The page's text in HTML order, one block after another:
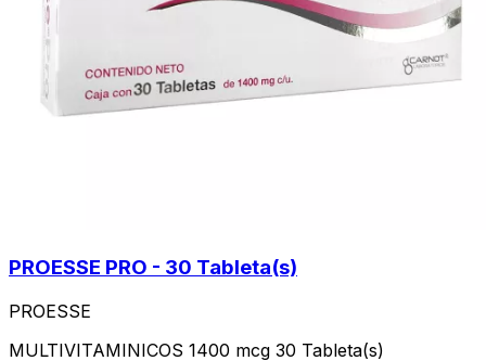
PROESSE PRO - 30 Tableta(s)
PROESSE
MULTIVITAMINICOS 1400 mcg 30 Tableta(s)